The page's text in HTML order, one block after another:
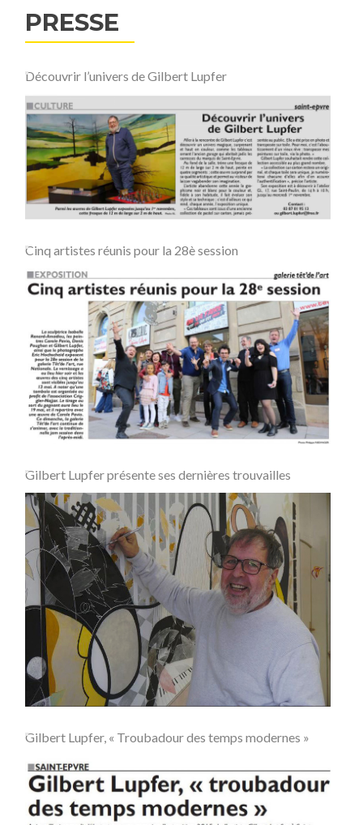
PRESSE
Découvrir l’univers de Gilbert Lupfer
Cinq artistes réunis pour la 28è session
Gilbert Lupfer présente ses dernières trouvailles
Gilbert Lupfer, « Troubadour des temps modernes »